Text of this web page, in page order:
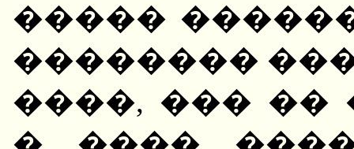
�����
��������
����, ��� ��